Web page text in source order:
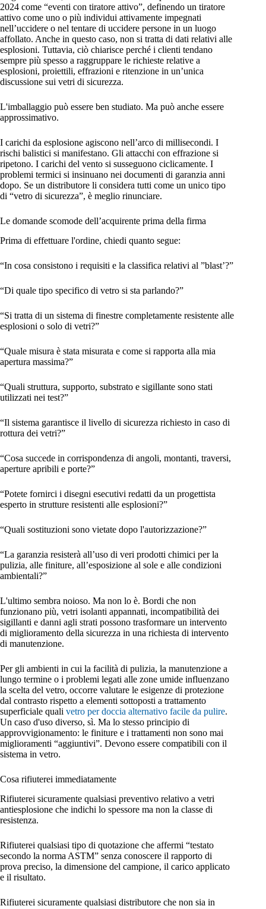
2024 come “eventi con tiratore attivo”, definendo un tiratore
attivo come uno o più individui attivamente impegnati
nell’uccidere o nel tentare di uccidere persone in un luogo
affollato. Anche in questo caso, non si tratta di dati relativi alle
esplosioni. Tuttavia, ciò chiarisce perché i clienti tendano
sempre più spesso a raggruppare le richieste relative a
esplosioni, proiettili, effrazioni e ritenzione in un’unica
discussione sui vetri di sicurezza.
L'imballaggio può essere ben studiato. Ma può anche essere
approssimativo.
I carichi da esplosione agiscono nell’arco di millisecondi. I
rischi balistici si manifestano. Gli attacchi con effrazione si
ripetono. I carichi del vento si susseguono ciclicamente. I
problemi termici si insinuano nei documenti di garanzia anni
dopo. Se un distributore li considera tutti come un unico tipo
di “vetro di sicurezza”, è meglio rinunciare.
Le domande scomode dell’acquirente prima della firma
Prima di effettuare l'ordine, chiedi quanto segue:
“In cosa consistono i requisiti e la classifica relativi al ”blast’?”
“Di quale tipo specifico di vetro si sta parlando?”
“Si tratta di un sistema di finestre completamente resistente alle
esplosioni o solo di vetri?”
“Quale misura è stata misurata e come si rapporta alla mia
apertura massima?”
“Quali struttura, supporto, substrato e sigillante sono stati
utilizzati nei test?”
“Il sistema garantisce il livello di sicurezza richiesto in caso di
rottura dei vetri?”
“Cosa succede in corrispondenza di angoli, montanti, traversi,
aperture apribili e porte?”
“Potete fornirci i disegni esecutivi redatti da un progettista
esperto in strutture resistenti alle esplosioni?”
“Quali sostituzioni sono vietate dopo l'autorizzazione?”
“La garanzia resisterà all’uso di veri prodotti chimici per la
pulizia, alle finiture, all’esposizione al sole e alle condizioni
ambientali?”
L'ultimo sembra noioso. Ma non lo è. Bordi che non
funzionano più, vetri isolanti appannati, incompatibilità dei
sigillanti e danni agli strati possono trasformare un intervento
di miglioramento della sicurezza in una richiesta di intervento
di manutenzione.
Per gli ambienti in cui la facilità di pulizia, la manutenzione a
lungo termine o i problemi legati alle zone umide influenzano
la scelta del vetro, occorre valutare le esigenze di protezione
dal contrasto rispetto a elementi sottoposti a trattamento
superficiale quali vetro per doccia alternativo facile da pulire.
Un caso d'uso diverso, sì. Ma lo stesso principio di
approvvigionamento: le finiture e i trattamenti non sono mai
miglioramenti “aggiuntivi”. Devono essere compatibili con il
sistema in vetro.
Cosa rifiuterei immediatamente
Rifiuterei sicuramente qualsiasi preventivo relativo a vetri
antiesplosione che indichi lo spessore ma non la classe di
resistenza.
Rifiuterei qualsiasi tipo di quotazione che affermi “testato
secondo la norma ASTM” senza conoscere il rapporto di
prova preciso, la dimensione del campione, il carico applicato
e il risultato.
Rifiuterei sicuramente qualsiasi distributore che non sia in